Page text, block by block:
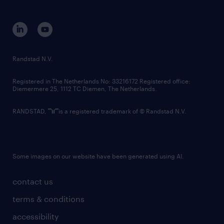
corporate governance
randstad innovation fund
country websites
contact us
terms & conditions
accessibility
Randstad N.V.
Registered in The Netherlands No: 33216172 Registered office:
Diemermere 25, 1112 TC Diemen, The Netherlands.
RANDSTAD, is a registered trademark of © Randstad N.V.
Some images on our website have been generated using AI.